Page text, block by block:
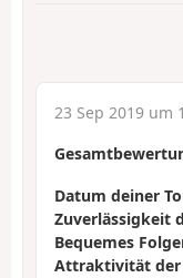
23 Sep 2019 um
Datum deiner
Zuverlässigkeit
Bequemes
Attraktivität der